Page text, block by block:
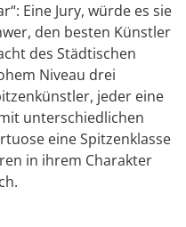
Eine Jury, würde es sie
den besten Künstler
des Städtischen
Niveau drei
jeder eine
unterschiedlichen
eine Spitzenklasse
in ihrem Charakter